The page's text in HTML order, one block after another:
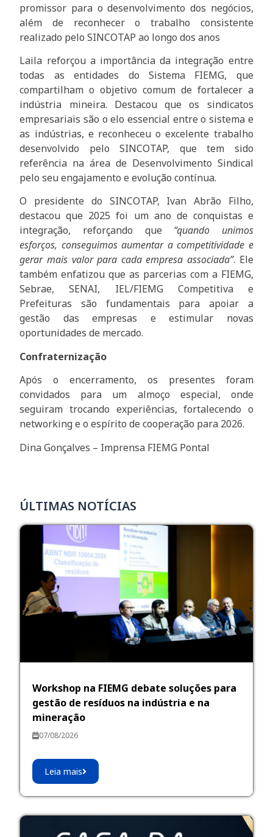
promissor para o desenvolvimento dos negócios,
além de reconhecer o trabalho consistente
realizado pelo SINCOTAP ao longo dos anos
Laila reforçou a importância da integração entre
todas as entidades do Sistema FIEMG, que
compartilham o objetivo comum de fortalecer a
indústria mineira. Destacou que os sindicatos
empresariais são o elo essencial entre o sistema e
as indústrias, e reconheceu o excelente trabalho
desenvolvido pelo SINCOTAP, que tem sido
referência na área de Desenvolvimento Sindical
pelo seu engajamento e evolução contínua.
O presidente do SINCOTAP, Ivan Abrão Filho,
destacou que 2025 foi um ano de conquistas e
integração, reforçando que “quando unimos
esforços, conseguimos aumentar a competitividade e
gerar mais valor para cada empresa associada”. Ele
também enfatizou que as parcerias com a FIEMG,
Sebrae, SENAI, IEL/FIEMG Competitiva e
Prefeituras são fundamentais para apoiar a
gestão das empresas e estimular novas
oportunidades de mercado.
Confraternização
Após o encerramento, os presentes foram
convidados para um almoço especial, onde
seguiram trocando experiências, fortalecendo o
networking e o espírito de cooperação para 2026.
Dina Gonçalves – Imprensa FIEMG Pontal
ÚLTIMAS NOTÍCIAS
Workshop na FIEMG debate soluções para
gestão de resíduos na indústria e na
mineração
07/08/2026
Leia mais